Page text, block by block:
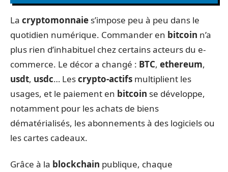
La cryptomonnaie s’impose peu à peu dans le
quotidien numérique. Commander en bitcoin n’a
plus rien d’inhabituel chez certains acteurs du e-
commerce. Le décor a changé : BTC, ethereum,
usdt, usdc… Lescrypto-actifs multiplient les
usages, et le paiement en bitcoin se développe,
notamment pour les achats de biens
dématérialisés, les abonnements à des logiciels ou
les cartes cadeaux.
Grâce à la blockchain publique, chaque